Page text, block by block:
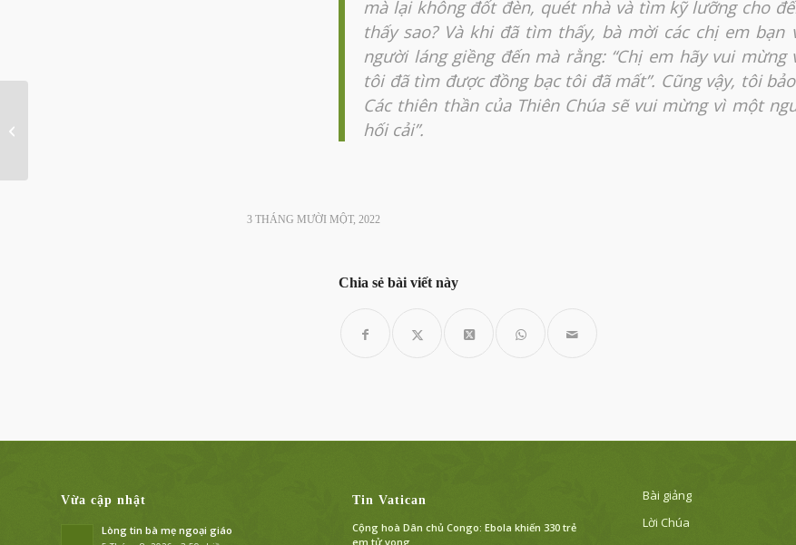
mà lại không đốt đèn, quét nhà và tìm kỹ lưỡng cho
thấy sao? Và khi đã tìm thấy, bà mời các chị em bạn
người láng giềng đến mà rằng: “Chị em hãy vui mừng
tôi đã tìm được đồng bạc tôi đã mất”. Cũng vậy, tôi
Các thiên thần của Thiên Chúa sẽ vui mừng vì một
hối cải”.
3 THÁNG MƯỜI MỘT, 2022
Chia sẻ bài viết này
Vừa cập nhật
Lòng tin bà mẹ ngoại giáo
Tin Vatican
Cộng hoà Dân chủ Congo: Ebola khiến 330 trẻ
em tử vong
Bài giảng
Lời Chúa